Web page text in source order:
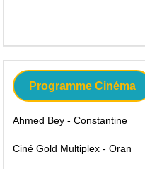
Programme Cinéma
Ahmed Bey - Constantine
Ciné Gold Multiplex - Oran